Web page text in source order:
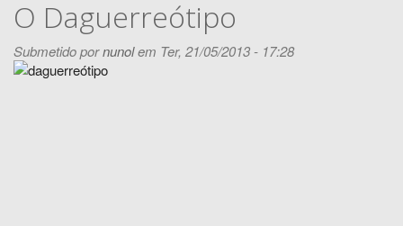
O Daguerreótipo
Submetido pornunolem Ter, 21/05/2013 - 17:28